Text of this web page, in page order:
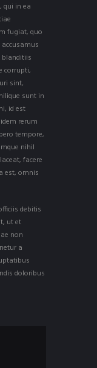
qui in ea
fugiat, quo
corrupti,
sint,
sunt in
id est
rerum
tempore,
nihil
facere
est, omnis
debitis
ut et
non
a
doloribus